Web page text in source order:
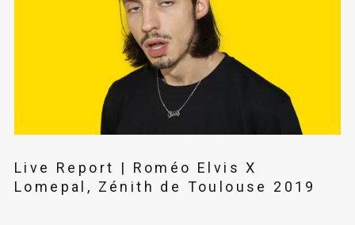
Live Report | Roméo Elvis X
Lomepal, Zénith de Toulouse 2019